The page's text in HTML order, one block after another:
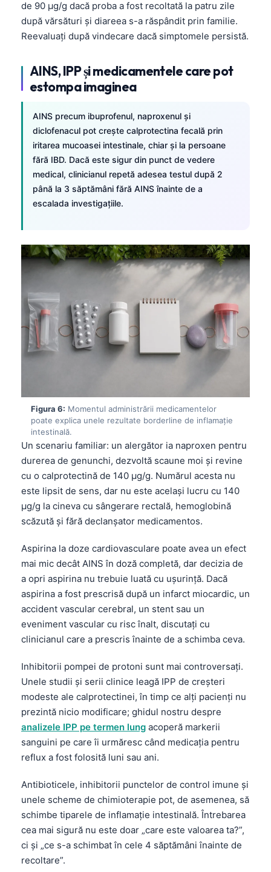
de 90 µg/g dacă proba a fost recoltată la patru zile
după vărsături și diareea s-a răspândit prin familie.
Reevaluați după vindecare dacă simptomele persistă.
AINS, IPP și medicamentele care pot
estompa imaginea
AINS precum ibuprofenul, naproxenul și
diclofenacul pot crește calprotectina fecală prin
iritarea mucoasei intestinale, chiar și la persoane
fără IBD. Dacă este sigur din punct de vedere
medical, clinicianul repetă adesea testul după 2
până la 3 săptămâni fără AINS înainte de a
escalada investigațiile.
Figura 6: Momentul administrării medicamentelor
poate explica unele rezultate borderline de inflamație
intestinală.
Un scenariu familiar: un alergător ia naproxen pentru
durerea de genunchi, dezvoltă scaune moi și revine
cu o calprotectină de 140 µg/g. Numărul acesta nu
este lipsit de sens, dar nu este același lucru cu 140
µg/g la cineva cu sângerare rectală, hemoglobină
scăzută și fără declanșator medicamentos.
Aspirina la doze cardiovasculare poate avea un efect
mai mic decât AINS în doză completă, dar decizia de
a opri aspirina nu trebuie luată cu ușurință. Dacă
aspirina a fost prescrisă după un infarct miocardic, un
accident vascular cerebral, un stent sau un
eveniment vascular cu risc înalt, discutați cu
clinicianul care a prescris înainte de a schimba ceva.
Inhibitorii pompei de protoni sunt mai controversați.
Unele studii și serii clinice leagă IPP de creșteri
modeste ale calprotectinei, în timp ce alți pacienți nu
prezintă nicio modificare; ghidul nostru despre
analizele IPP pe termen lung acoperă markerii
sanguini pe care îi urmăresc când medicația pentru
reflux a fost folosită luni sau ani.
Antibioticele, inhibitorii punctelor de control imune și
unele scheme de chimioterapie pot, de asemenea, să
schimbe tiparele de inflamație intestinală. Întrebarea
cea mai sigură nu este doar „care este valoarea ta?”,
ci și „ce s-a schimbat în cele 4 săptămâni înainte de
recoltare”.
Tiếng Việt
Tagalog
ไทย
ဗမာစာ
Kiswahili
አማርኛ
Українська
O‘zbekcha
Català
Suomi
Hrvatski
Slovenčina
كوردی‎
پښتو
سنڌي
සිංහල
অসমীয়া
Galego
Latviešu valoda
Македонски јазик
Euskara
العربية المغربية
Afrikaans
Монгол
ພາສາລາວ
Basa Jawa
Cebuano
Кыргызча
Татар теле
Беларуская мова
Esperanto
Frysk
Ślōnskŏ gŏdka
Norsk bokmål